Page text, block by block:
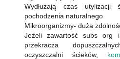
Wydłużają czas utylizacji
pochodzenia naturalnego
Mikroorganizmy- duża
Jeżeli zawartość subs org
przekracza
oczyszczalni ścieków,